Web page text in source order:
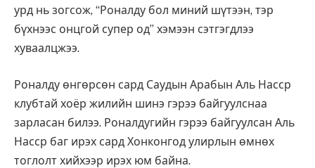
урд нь зогсож, “Роналду бол миний шүтээн, тэр
бүхнээс онцгой супер од” хэмээн сэтгэгдлээ
хуваалцжээ.
Роналду өнгөрсөн сард Саудын Арабын Аль Насср
клубтай хоёр жилийн шинэ гэрээ байгуулснаа
зарласан билээ. Роналдугийн гэрээ байгуулсан Аль
Насср баг ирэх сард Хонконгод улирлын өмнөх
тоглолт хийхээр ирэх юм байна.